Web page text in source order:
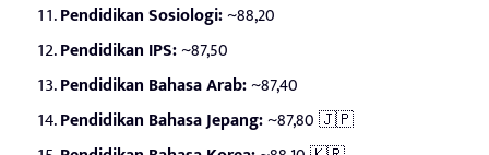
Pendidikan Sosiologi:~88,20
Pendidikan IPS:~87,50
Pendidikan Bahasa Arab:~87,40
Pendidikan Bahasa Jepang:~87,80 🇯🇵